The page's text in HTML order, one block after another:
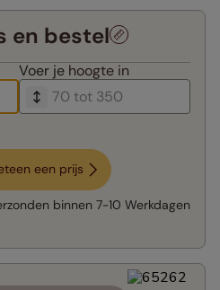
en bestel
Voer je hoogte in
een prijs
binnen 7-10 Werkdagen